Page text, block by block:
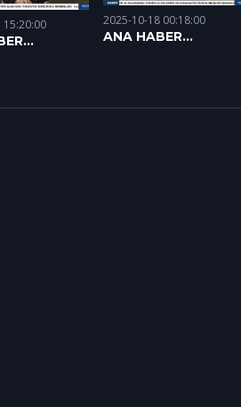
15:20:00 2025-10-18 00:18:00
ANA HABER